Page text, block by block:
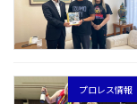
プロレス情報